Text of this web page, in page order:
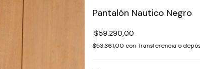
Pantalón Nautico Negro
$59.290,00
$53.361,00 con Transferencia o